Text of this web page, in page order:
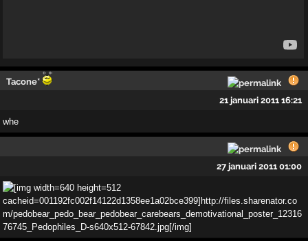
Tacone*
21 januari 2011 16:21
whe
27 januari 2011 01:00